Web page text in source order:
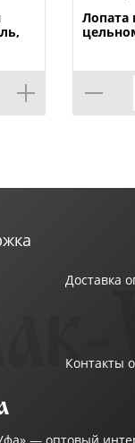
Доставка
Контакты